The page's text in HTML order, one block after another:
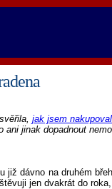
jak jsem
jinak dopadnout
již dávno na druhém
jen dvakrát do